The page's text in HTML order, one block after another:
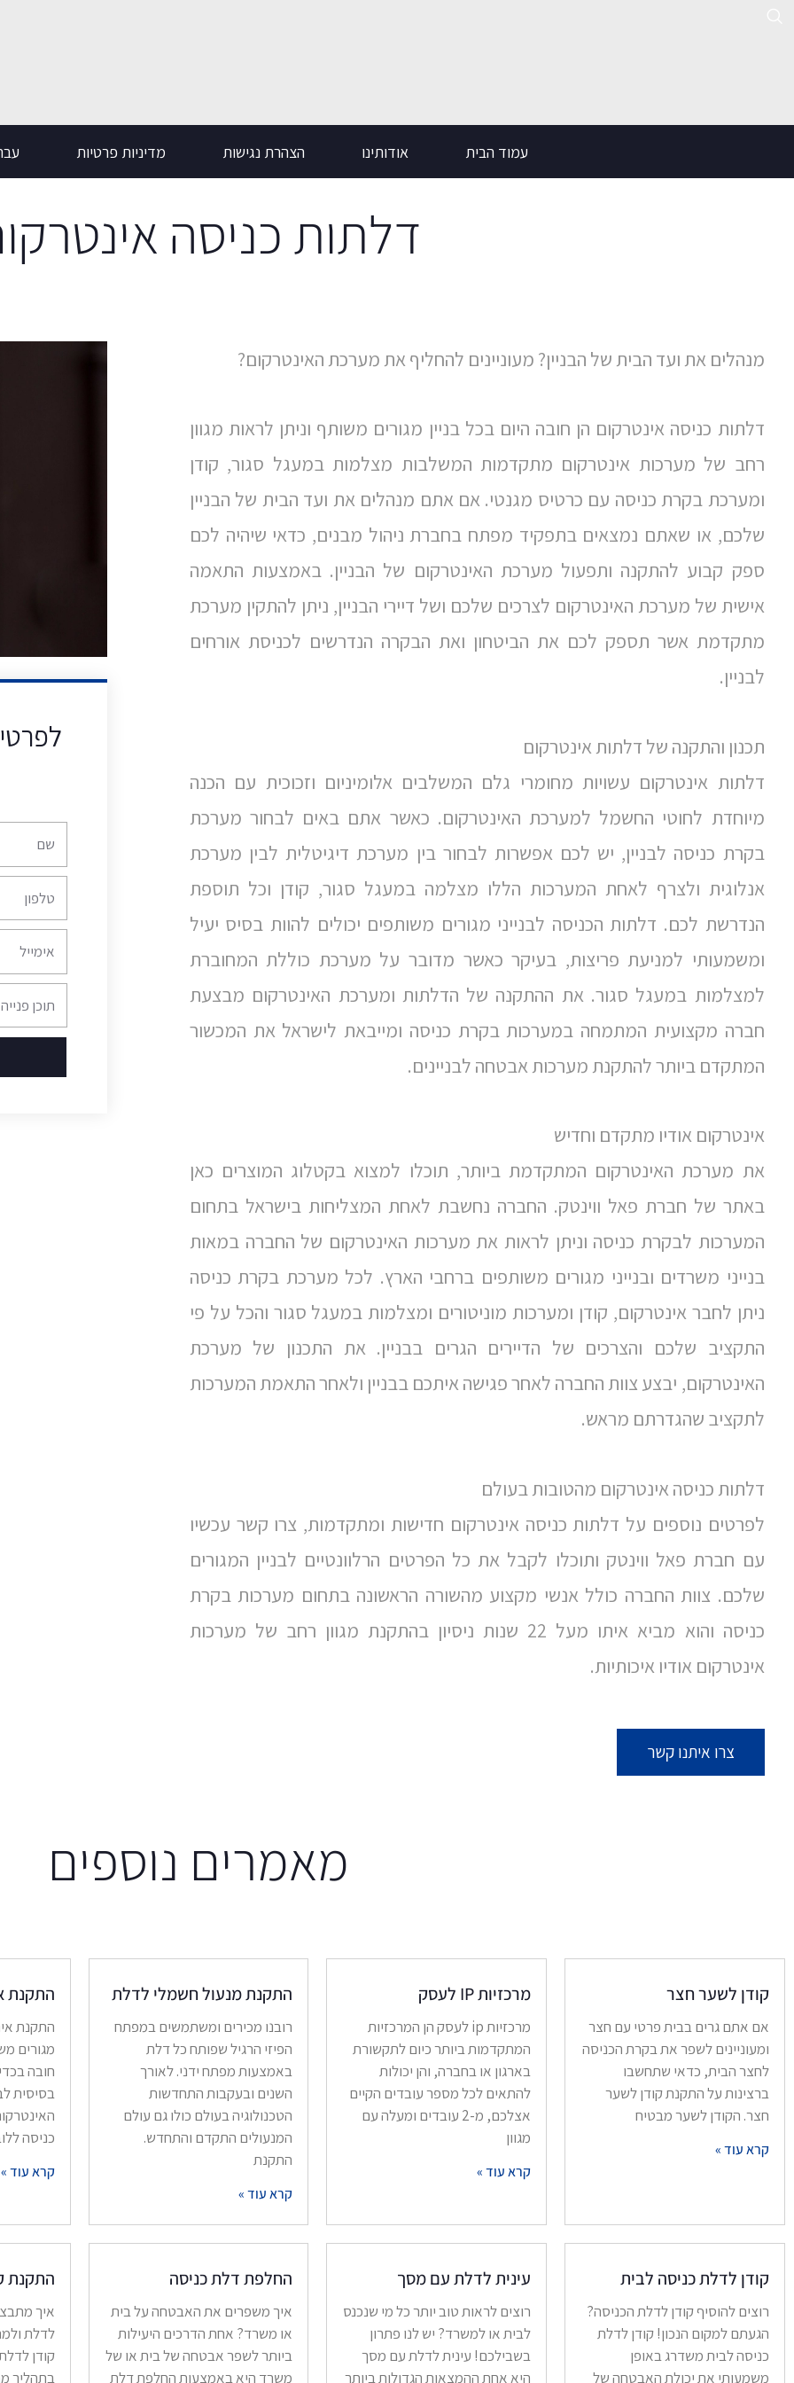
עמוד הבית אודותינו הצהרת נגישות מדיניות פרטיות
דלתות כניסה
מנהלים את ועד הבית של הבניין? מעוניינים להחליף את מערכת האינטרקום?
דלתות כניסה אינטרקום הן חובה היום בכל בניין מגורים משותף וניתן לראות מגוון
רחב של מערכות אינטרקום מתקדמות המשלבות מצלמות במעגל סגור, קודן
ומערכת בקרת כניסה עם כרטיס מגנטי. אם אתם מנהלים את ועד הבית של הבניין
שלכם, או שאתם נמצאים בתפקיד מפתח בחברת ניהול מבנים, כדאי שיהיה לכם
ספק קבוע להתקנה ותפעול מערכת האינטרקום של הבניין. באמצעות התאמה
אישית של מערכת האינטרקום לצרכים שלכם ושל דיירי הבניין, ניתן להתקין מערכת
מתקדמת אשר תספק לכם את הביטחון ואת הבקרה הנדרשים לכניסת אורחים
לבניין.
תכנון והתקנה של דלתות אינטרקום
דלתות אינטרקום עשויות מחומרי גלם המשלבים אלומיניום וזכוכית עם הכנה
מיוחדת לחוטי החשמל למערכת האינטרקום. כאשר אתם באים לבחור מערכת
בקרת כניסה לבניין, יש לכם אפשרות לבחור בין מערכת דיגיטלית לבין מערכת
אנלוגית ולצרף לאחת המערכות הללו מצלמה במעגל סגור, קודן וכל תוספת
הנדרשת לכם. דלתות הכניסה לבנייני מגורים משותפים יכולים להוות בסיס יעיל
ומשמעותי למניעת פריצות, בעיקר כאשר מדובר על מערכת כוללת המחוברת
למצלמות במעגל סגור. את ההתקנה של הדלתות ומערכת האינטרקום מבצעת
חברה מקצועית המתמחה במערכות בקרת כניסה ומייבאת לישראל את המכשור
המתקדם ביותר להתקנת מערכות אבטחה לבניינים.
אינטרקום אודיו מתקדם וחדיש
את מערכת האינטרקום המתקדמת ביותר, תוכלו למצוא בקטלוג המוצרים כאן
באתר של חברת פאל ווינטק. החברה נחשבת לאחת המצליחות בישראל בתחום
המערכות לבקרת כניסה וניתן לראות את מערכות האינטרקום של החברה במאות
בנייני משרדים ובנייני מגורים משותפים ברחבי הארץ. לכל מערכת בקרת כניסה
ניתן לחבר אינטרקום, קודן ומערכות מוניטורים ומצלמות במעגל סגור והכל על פי
התקציב שלכם והצרכים של הדיירים הגרים בבניין. את התכנון של מערכת
האינטרקום, יבצע צוות החברה לאחר פגישה איתכם בבניין ולאחר התאמת המערכות
לתקציב שהגדרתם מראש.
דלתות כניסה אינטרקום מהטובות בעולם
לפרטים נוספים על דלתות כניסה אינטרקום חדישות ומתקדמות, צרו קשר עכשיו
עם חברת פאל ווינטק ותוכלו לקבל את כל הפרטים הרלוונטיים לבניין המגורים
שלכם. צוות החברה כולל אנשי מקצוע מהשורה הראשונה בתחום מערכות בקרת
כניסה והוא מביא איתו מעל 22 שנות ניסיון בהתקנת מגוון רחב של מערכות
אינטרקום אודיו איכותיות.
צרו איתנו קשר
טלפון
מאמרים נוספים
קודן לשער חצר
אם אתם גרים בבית פרטי עם חצר
ומעוניינים לשפר את בקרת הכניסה
לחצר הבית, כדאי שתחשבו
ברצינות על התקנת קודן לשער
חצר. הקודן לשער מבטיח
קרא עוד »
מרכזיות IP לעסק
מרכזיות ip לעסק הן המרכזיות
המתקדמות ביותר כיום לתקשורת
בארגון או בחברה, והן יכולות
להתאים לכל מספר עובדים הקיים
אצלכם, מ-2 עובדים ומעלה עם
מגוון
קרא עוד »
התקנת מנעול חשמלי לדלת
רובנו מכירים ומשתמשים במפתח
הפיזי הרגיל שפותח כל דלת
באמצעות מפתח ידני. לאורך
השנים ובעקבות התחדשות
הטכנולוגיה בעולם כולו גם עולם
המנעולים התקדם והתחדש.
התקנת
קרא עוד »
התקנת
התקנת
מגורים
חובה
בסיסית
כניסה
קרא עוד »
קודן לדלת כניסה לבית
רוצים להוסיף קודן לדלת הכניסה?
הגעתם למקום הנכון! קודן לדלת
כניסה לבית משדרג באופן
משמעותי את יכולת האבטחה של
עינית לדלת עם מסך
רוצים לראות טוב יותר כל מי שנכנס
לבית או למשרד? יש לנו פתרון
בשבילכם! עינית לדלת עם מסך
היא אחת ההמצאות הגדולות ביותר
החלפת דלת כניסה
איך משפרים את האבטחה על בית
או משרד? אחת הדרכים היעילות
ביותר לשפר אבטחה של בית או של
משרד היא באמצעות החלפת דלת
התקנת
איך
לדלת
קודן
בתהליך